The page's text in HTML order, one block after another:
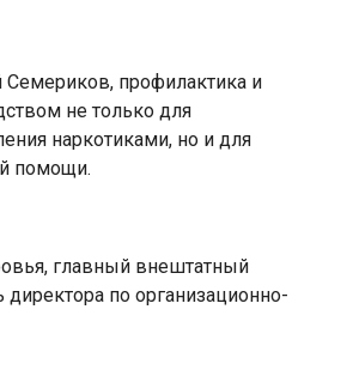
Семериков, профилактика и
не только для
наркотиками, но и для
помощи.
главный внештатный
по организационно-